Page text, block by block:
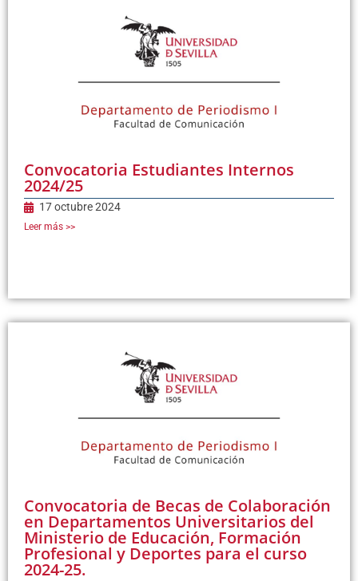
Convocatoria Estudiantes Internos
2024/25
17 octubre 2024
Leer más >>
Convocatoria de Becas de Colaboración
en Departamentos Universitarios del
Ministerio de Educación, Formación
Profesional y Deportes para el curso
2024-25.